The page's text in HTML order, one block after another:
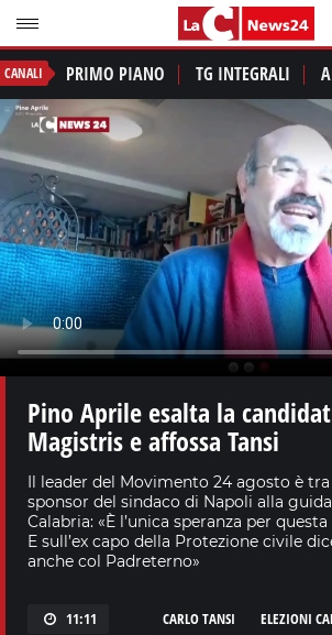
CANALI PRIMO PIANO TG INTEGRALI
Pino Aprile esalta la
Magistris e affossa Tansi
Il leader del Movimento 24 agosto è
sponsor del sindaco di Napoli alla
Calabria: «È l’unica speranza per
E sull’ex capo della Protezione civile
anche col Padreterno»
11:11 ELEZIONI
CARLO TANSI